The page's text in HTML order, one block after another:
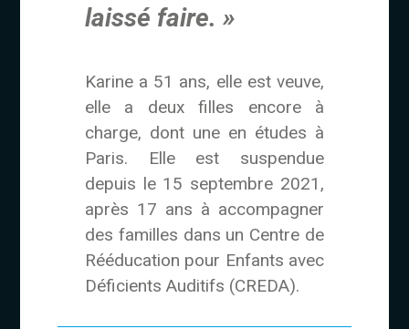
laissé faire. »
Karine a 51 ans, elle est veuve,
elle a deux filles encore à
charge, dont une en études à
Paris. Elle est suspendue
depuis le 15 septembre 2021,
après 17 ans à accompagner
des familles dans un Centre de
Rééducation pour Enfants avec
Déficients Auditifs (CREDA).